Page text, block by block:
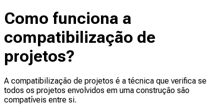
Como funciona a
compatibilização de
projetos?
A compatibilização de projetos é a técnica que verifica se
todos os projetos envolvidos em uma construção são
compatíveis entre si.